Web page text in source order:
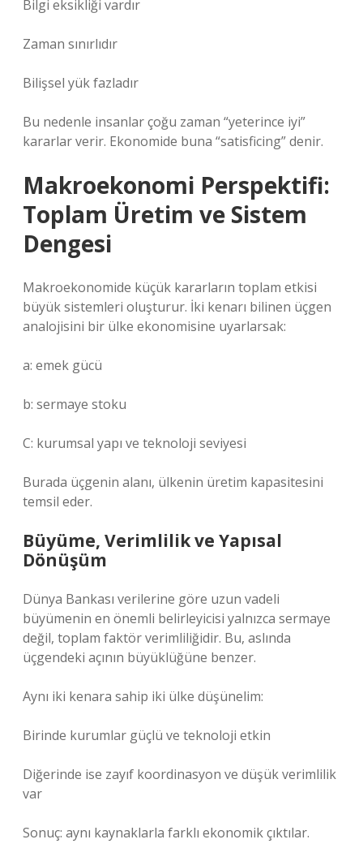
Bilgi eksikliği vardır
Zaman sınırlıdır
Bilişsel yük fazladır
Bu nedenle insanlar çoğu zaman “yeterince iyi”
kararlar verir. Ekonomide buna “satisficing” denir.
Makroekonomi Perspektifi:
Toplam Üretim ve Sistem
Dengesi
Makroekonomide küçük kararların toplam etkisi
büyük sistemleri oluşturur. İki kenarı bilinen üçgen
analojisini bir ülke ekonomisine uyarlarsak:
a: emek gücü
b: sermaye stoku
C: kurumsal yapı ve teknoloji seviyesi
Burada üçgenin alanı, ülkenin üretim kapasitesini
temsil eder.
Büyüme, Verimlilik ve Yapısal
Dönüşüm
Dünya Bankası verilerine göre uzun vadeli
büyümenin en önemli belirleyicisi yalnızca sermaye
değil, toplam faktör verimliliğidir. Bu, aslında
üçgendeki açının büyüklüğüne benzer.
Aynı iki kenara sahip iki ülke düşünelim:
Birinde kurumlar güçlü ve teknoloji etkin
Diğerinde ise zayıf koordinasyon ve düşük verimlilik
var
Sonuç: aynı kaynaklarla farklı ekonomik çıktılar.